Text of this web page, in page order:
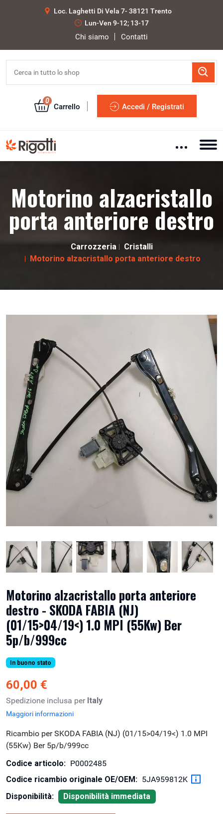
Loc. Laghetti Di Vela 7- 38121 Trento
Lun-Ven 9-12; 13-17
Chi siamo Contatti
0
Carrello Accedi / Registrati
Motorino alzacristallo
porta anteriore destro
Carrozzeria
Cristalli
Motorino alzacristallo porta anteriore destro
Motorino alzacristallo porta anteriore
destro - SKODA FABIA (NJ)
(01/15>04/19<) 1.0 MPI (55Kw) Ber
5p/b/999cc
In buono stato
60,00 €
Spedizione inclusa per Italy
Maggiori informazioni
Ricambio per SKODA FABIA (NJ) (01/15>04/19<) 1.0 MPI
(55Kw) Ber 5p/b/999cc
Codice articolo: P0002485
Codice ricambio originale OE/OEM: 5JA959812K
Disponibilità:
Disponibilità immediata